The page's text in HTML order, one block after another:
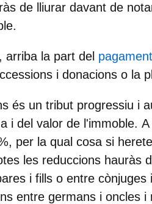
de lliurar davant de
arriba la part del
i donacions o la
és un tribut progressiu i
i del valor de l'immoble. A
per la qual cosa si
les reduccions hauràs
i fills o entre
entre germans i oncles i